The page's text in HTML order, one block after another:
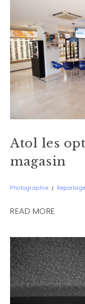
Atol les
magasin
Photographie Reportage
READ MORE